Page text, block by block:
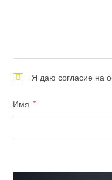
Я даю согласие на
Имя *